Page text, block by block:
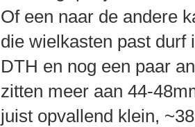
Of een naar de andere
die wielkasten past durf
DTH en nog een paar
zitten meer aan 44-
juist opvallend klein,